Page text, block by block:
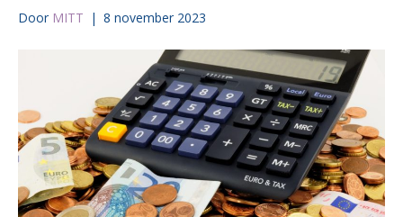
Door MITT | 8 november 2023